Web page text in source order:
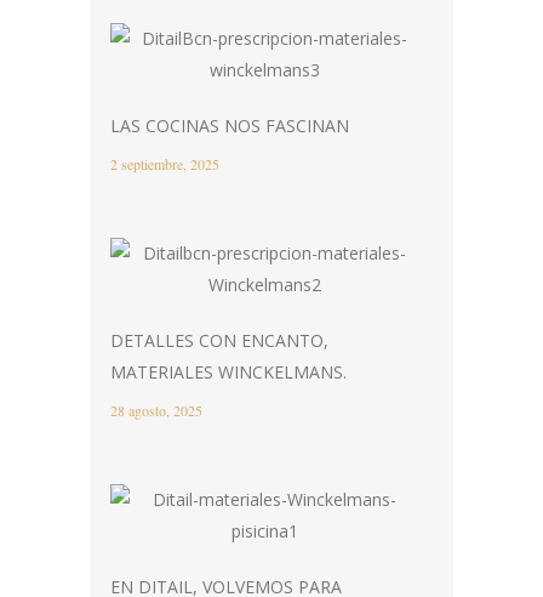
LAS COCINAS NOS FASCINAN
2 septiembre, 2025
DETALLES CON ENCANTO,
MATERIALES WINCKELMANS.
28 agosto, 2025
EN DITAIL, VOLVEMOS PARA